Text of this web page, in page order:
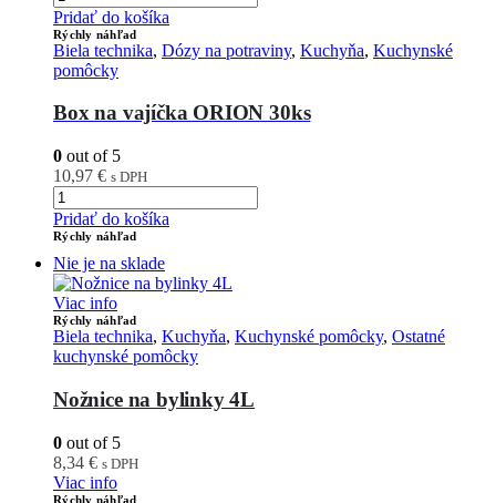
Pridať do košíka
Rýchly náhľad
Biela technika, Dózy na potraviny, Kuchyňa, Kuchynské
pomôcky
Box na vajíčka ORION 30ks
0 out of 5
10,97 € s DPH
Pridať do košíka
Rýchly náhľad
Nie je na sklade
Viac info
Rýchly náhľad
Biela technika, Kuchyňa, Kuchynské pomôcky, Ostatné
kuchynské pomôcky
Nožnice na bylinky 4L
0 out of 5
8,34 € s DPH
Viac info
Rýchly náhľad